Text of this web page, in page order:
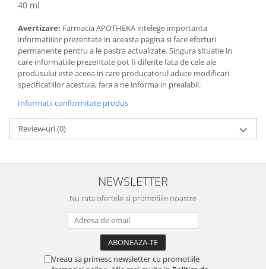
40 ml
Avertizare: Farmacia APOTHEKA intelege importanta
informatiilor prezentate in aceasta pagina si face eforturi
permanente pentru a le pastra actualizate. Singura situatie in
care informatiile prezentate pot fi diferite fata de cele ale
produsului este aceea in care producatorul aduce modificari
specificatiilor acestuia, fara a ne informa in prealabil.
Informatii conformitate produs
Review-uri(0)
NEWSLETTER
Nu rata ofertele si promotiile noastre
Vreau sa primesc newsletter cu promotiile